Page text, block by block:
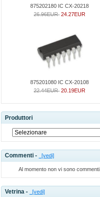
875202180 IC CX-20218
26.96EUR 24.27EUR
875201080 IC CX-20108
22.44EUR 20.19EUR
Produttori
Commenti - [vedi]
Al momento non vi sono commenti.
Vetrina - [vedi]